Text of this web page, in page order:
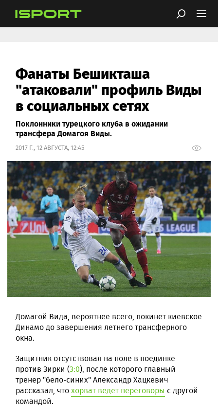
Фанаты Бешикташа
"атаковали" профиль Виды
в социальных сетях
Поклонники турецкого клуба в ожидании
трансфера Домагоя Виды.
2017 Г., 12 АВГУСТА, 12:45
Домагой Вида, вероятнее всего, покинет киевское
Динамо до завершения летнего трансферного
окна.
Защитник отсутствовал на поле в поединке
против Зирки (3:0), после которого главный
тренер "бело-синих" Александр Хацкевич
рассказал, чтохорват ведет переговоры с другой
командой.